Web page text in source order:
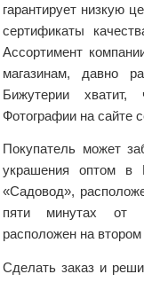
гарантирует низкую
сертификаты
Ассортимент
магазинам, давно
Бижутерии
Фотографии на сайте
Покупатель может
украшения оптом в
«Садовод»,
пяти минутах от
расположен на
Сделать заказ и